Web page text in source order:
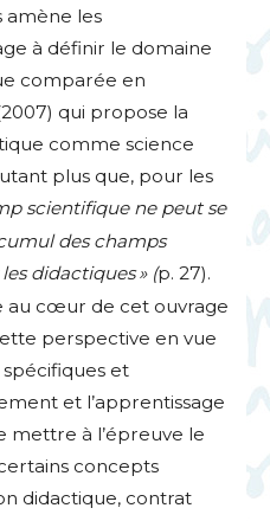
amène les
à définir le domaine
comparée en
qui propose la
comme science
plus que, pour les
scientifique ne peut se
des champs
didactiques » (p. 27).
au cœur de cet ouvrage
perspective en vue
spécifiques et
et l’apprentissage
mettre à l’épreuve le
concepts
didactique, contrat